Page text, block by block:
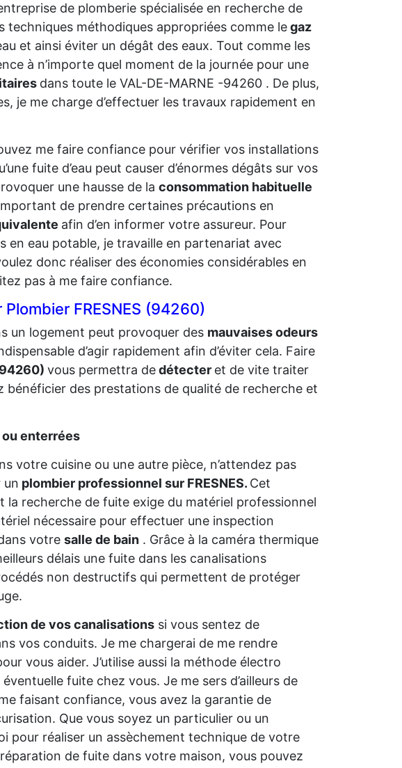
de plomberie spécialisée en recherche de
techniques méthodiques appropriées comme legaz
et ainsi éviter un dégât des eaux. Tout comme les
à n’importe quel moment de la journée pour une
dans toute le VAL-DE-MARNE -94260 . De plus,
je me charge d’effectuer les travaux rapidement en
me faire confiance pour vérifier vos installations
fuite d’eau peut causer d’énormes dégâts sur vos
une hausse de la consommation habituelle
de prendre certaines précautions en
afin d’en informer votre assureur. Pour
en eau potable, je travaille en partenariat avec
donc réaliser des économies considérables en
pas à me faire confiance.
FRESNES (94260)
un logement peut provoquer des mauvaises odeurs
d’agir rapidement afin d’éviter cela. Faire
vous permettra dedétecter et de vite traiter
des prestations de qualité de recherche et
enterrées
votre cuisine ou une autre pièce, n’attendez pas
un plombier professionnel sur FRESNES. Cet
recherche de fuite exige du matériel professionnel
nécessaire pour effectuer une inspection
votre salle de bain . Grâce à la caméra thermique
délais une fuite dans les canalisations
non destructifs qui permettent de protéger
de vos canalisations si vous sentez de
vos conduits. Je me chargerai de me rendre
vous aider. J’utilise aussi la méthode électro
fuite chez vous. Je me sers d’ailleurs de
faisant confiance, vous avez la garantie de
Que vous soyez un particulier ou un
pour réaliser un assèchement technique de votre
de fuite dans votre maison, vous pouvez